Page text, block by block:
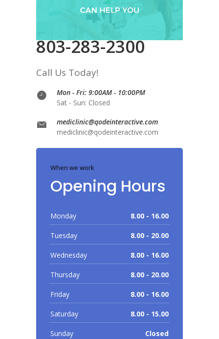
803-283-2300
Call Us Today!
Mon - Fri: 9:00AM - 10:00PM
Sat - Sun: Closed
mediclinic@qodeinteractive.com
mediclinic@qodeinteractive.com
When we work
Opening Hours
Monday 8.00 - 16.00
Tuesday 8.00 - 20.00
Wednesday 8.00 - 16.00
Thursday 8.00 - 20.00
Friday 8.00 - 16.00
Saturday 8.00 - 15.00
Sunday Closed